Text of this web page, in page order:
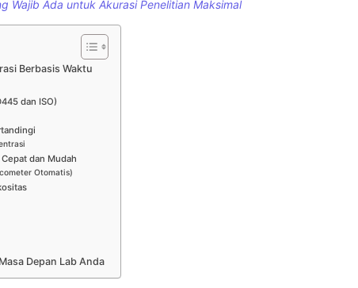
Wajib Ada untuk Akurasi Penelitian Maksimal
Berbasis Waktu
dan ISO)
dan Mudah
Otomatis)
Depan Lab Anda